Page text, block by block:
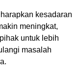
kesadaran
meningkat,
untuk lebih
masalah